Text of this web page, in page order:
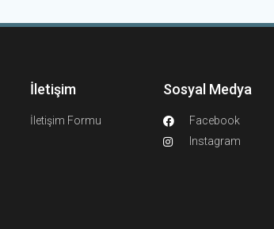
İletişim
İletişim Formu
Sosyal Medya
Facebook
Instagram